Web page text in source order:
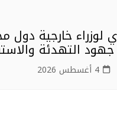
لوزراء خارجية دول
التهدئة
4 أغسطس 2026